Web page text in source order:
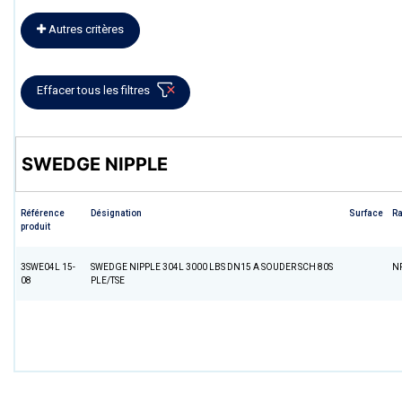
Autres critères
Effacer tous les filtres
SWEDGE NIPPLE
Référence
produit
Désignation Surface
3SWE04L 15-
08
SWEDGE NIPPLE 304L 3000 LBS DN15 A SOUDER SCH 80S
PLE/TSE